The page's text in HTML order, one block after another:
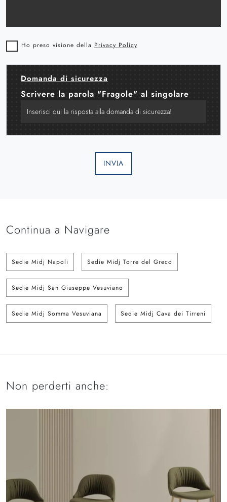
Ho preso visione della Privacy Policy
Domanda di sicurezza
Scrivere la parola "Fragole" al singolare
INVIA
Continua a Navigare
Sedie Midj Napoli Sedie Midj Torre del Greco
Sedie Midj San Giuseppe Vesuviano
Sedie Midj Somma Vesuviana Sedie Midj Cava dei Tirreni
Non perderti anche: